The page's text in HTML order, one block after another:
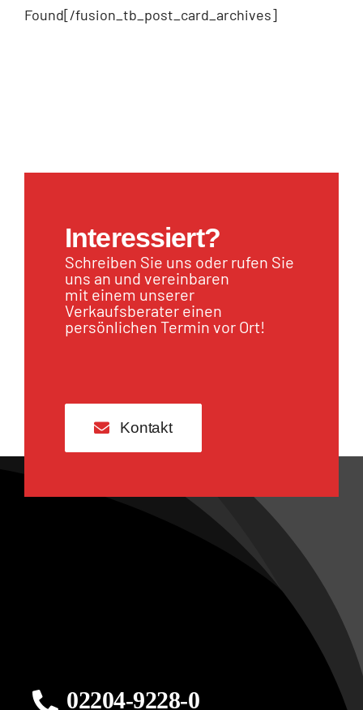
Found[/fusion_tb_post_card_archives]
Interessiert?
Schreiben Sie uns oder rufen Sie
uns an und vereinbaren
mit einem unserer
Verkaufsberater einen
persönlichen Termin vor Ort!
Kontakt
02204-9228-0